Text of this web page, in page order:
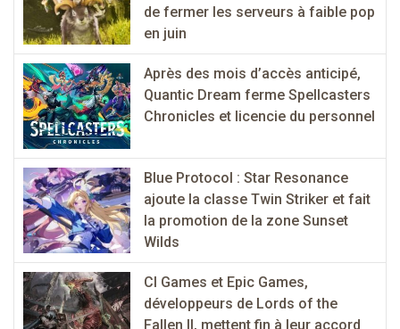
de fermer les serveurs à faible pop
en juin
Après des mois d’accès anticipé,
Quantic Dream ferme Spellcasters
Chronicles et licencie du personnel
Blue Protocol : Star Resonance
ajoute la classe Twin Striker et fait
la promotion de la zone Sunset
Wilds
CI Games et Epic Games,
développeurs de Lords of the
Fallen II, mettent fin à leur accord